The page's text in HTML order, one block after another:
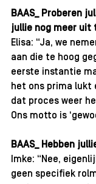
BAAS_ Proberen
jullie nog meer uit
Elisa: “Ja, we
aan die te hoog
eerste instantie
het ons prima lukt
dat proces weer
Ons motto is
BAAS_ Hebben
Imke: “Nee,
geen specifiek